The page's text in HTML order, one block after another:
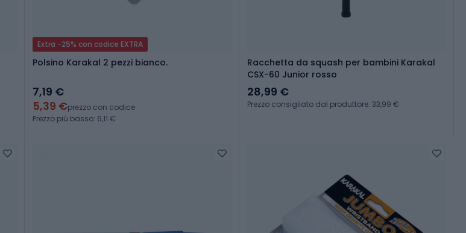
Extra -25% con codice EXTRA
Polsino Karakal 2 pezzi bianco.
7,19 €
5,39 €prezzo con codice
Prezzo più basso: 6,11 €
Racchetta da squash per bambini Karakal
CSX-60 Junior rosso
28,99 €
Prezzo consigliato dal produttore: 33,99 €